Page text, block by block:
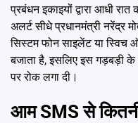
प्रबंधन इकाइयों द्वारा आधी
अलर्ट सीधे प्रधानमंत्री नरेंद्र
सिस्टम फोन साइलेंट या स्विच
बजाता है, इसलिए इस गड़बड़ी
पर रोक लगा दी।
आम SMS से